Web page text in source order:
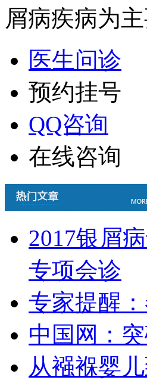
屑病疾病为
医生问诊
预约挂号
QQ咨询
在线咨询
2017银屑
专项会诊
专家提醒
中国网：
从襁褓婴